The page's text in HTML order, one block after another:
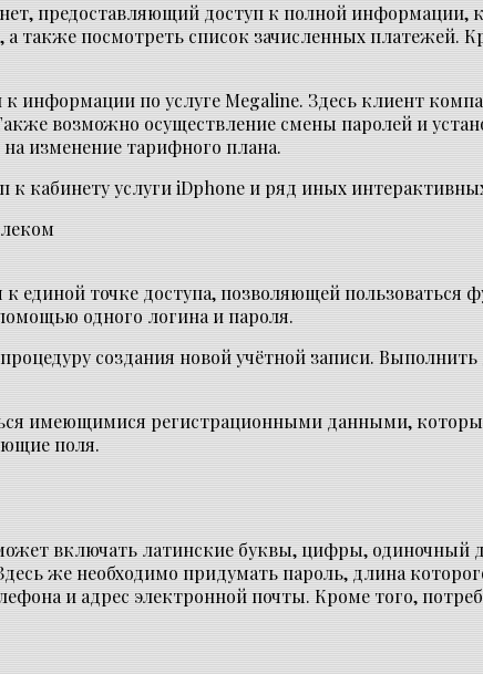
предоставляющий доступ к полной информации,
посмотреть список зачисленных платежей.
информации по услуге Megaline. Здесь клиент
возможно осуществление смены паролей и
изменение тарифного плана.
кабинету услуги iDphone и ряд иных
точке доступа, позволяющей пользоваться
одного логина и пароля.
создания новой учётной записи.
имеющимися регистрационными данными,
поля.
включать латинские буквы, цифры, одиночный
же необходимо придумать пароль, длина
и адрес электронной почты. Кроме того,